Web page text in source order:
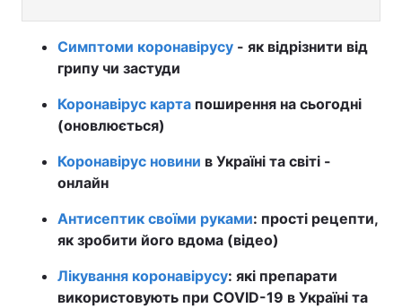
Симптоми коронавірусу - як відрізнити від
грипу чи застуди
Коронавірус карта поширення на сьогодні
(оновлюється)
Коронавірус новини в Україні та світі -
онлайн
Антисептик своїми руками: прості рецепти,
як зробити його вдома (відео)
Лікування коронавірусу: які препарати
використовують при COVID-19 в Україні та